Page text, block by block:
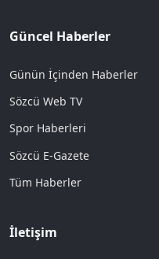
Güncel Haberler
Günün İçinden Haberler
Sözcü Web TV
Spor Haberleri
Sözcü E-Gazete
Tüm Haberler
İletişim